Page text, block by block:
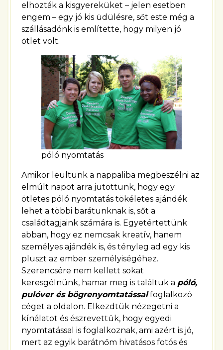
elhozták a kisgyereküket – jelen esetben
engem – egy jó kis üdülésre, sőt este még a
szállásadónk is említette, hogy milyen jó
ötlet volt.
póló nyomtatás
Amikor leültünk a nappaliba megbeszélni az
elmúlt napot arra jutottunk, hogy egy
ötletes póló nyomtatás tökéletes ajándék
lehet a többi barátunknak is, sőt a
családtagjaink számára is. Egyetértettünk
abban, hogy ez nemcsak kreatív, hanem
személyes ajándék is, és tényleg ad egy kis
pluszt az ember személyiségéhez.
Szerencsére nem kellett sokat
keresgélnünk, hamar meg is találtuk a póló,
pulóver és bögrenyomtatássalfoglalkozó
céget a oldalon. Elkezdtük nézegetni a
kínálatot és észrevettük, hogy egyedi
nyomtatással is foglalkoznak, ami azért is jó,
mert az egyik barátnőm hivatásos fotós és